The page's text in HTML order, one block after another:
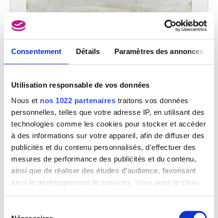
Consentement Détails Paramètres des annonces
Utilisation responsable de vos données
Nous et nos 1022 partenaires traitons vos données
personnelles, telles que votre adresse IP, en utilisant des
technologies comme les cookies pour stocker et accéder
à des informations sur votre appareil, afin de diffuser des
publicités et du contenu personnalisés, d'effectuer des
mesures de performance des publicités et du contenu,
ainsi que de réaliser des études d’audience, favorisant
ainsi le développement de services. Vous avez le choix
quant à l'utilisation de vos données et à leurs finalités.
Cambier Juliette
Cambier Louis Eugène
Schaerbeek / Bruxelles 1852 - Ixelles / Bruxelles 1940
Cambier Louis Gustave
Bruxelles 1874 - Ixelles / Bruxelles 1949
Couillet / Charleroi 1879 - Bruxelles 1934
Campagnola Domenico
Venise (Italie)? 1500 - Padoue (Italie) 1564
Campendonk Heinrich
Krefeld, Rhétanie du Nord-Westphalie (Allemagne) 1889 - Amsterdam
(Pays-Bas) 1957
Camphuijsen Govert Dircksz.
Dokkum (Pays-Bas) 1623/24 - Amsterdam (Pays-Bas) 1672
Camphuysen Dirk Rafaelsz.
Gorinchem (Pays-Bas) 1586 - Dokkum (Pays-Bas) 1627